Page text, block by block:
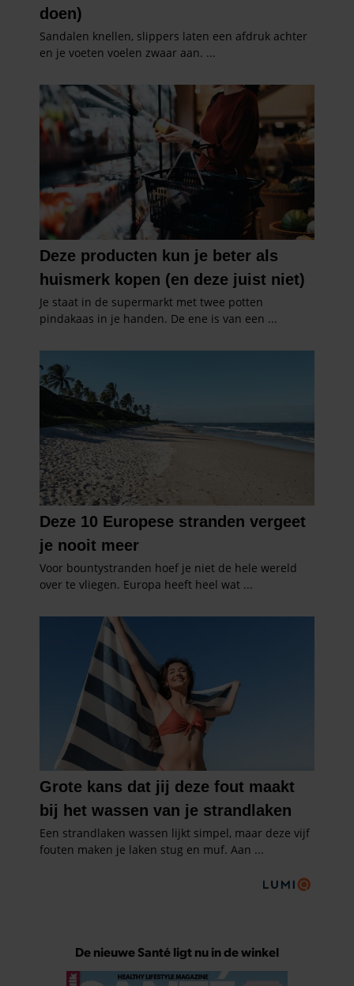
De nieuwe Santé ligt nu in de winkel